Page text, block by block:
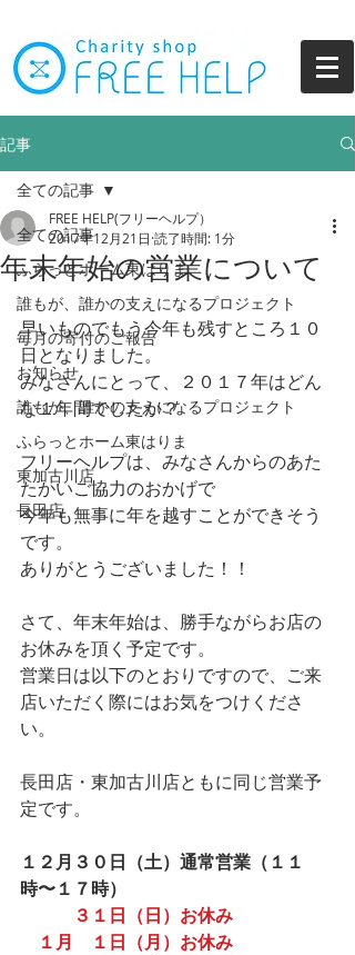
記事
全ての記事
ふらっとホーム東はりま
誰もが、誰かの支えになるプロジェクト
毎月の寄付のご報告
お知らせ
誰もが、誰かの支えになるプロジェクト
ふらっとホーム東はりま
東加古川店
長田店
全ての記事
年末年始の営業について
FREE HELP(フリーヘルプ）
2017年12月21日 読了時間: 1分
早いものでもう今年も残すところ１０
日となりました。
みなさんにとって、２０１７年はどん
な１年間でしたか？
フリーヘルプは、みなさんからのあた
たかいご協力のおかげで
今年も無事に年を越すことができそう
です。
ありがとうございました！！
さて、年末年始は、勝手ながらお店の
お休みを頂く予定です。
営業日は以下のとおりですので、ご来
店いただく際にはお気をつけくださ
い。
長田店・東加古川店ともに同じ営業予
定です。
１２月３０日（土）通常営業（１１
時〜１７時）
３１日（日）お休み
１月　１日（月）お休み